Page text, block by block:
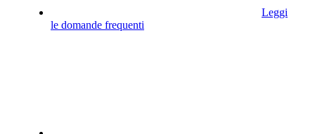
Leggi
le domande frequenti